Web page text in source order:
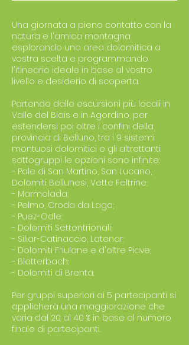
Una giornata a pieno contatto con la
natura e l'amica montagna
esplorando una area dolomitica a
vostra scelta e programmando
l'itineario ideale in base al vostro
livello e desiderio di scoperta.
Partendo dalle escursioni più locali in
Valle del Biois e in Agordino, per
estendersi poi oltre i confini della
provincia di Belluno, tra i 9 sistemi
montuosi dolomitici e gli altrettanti
sottogruppi le opzioni sono infinite:
- Pale di San Martino, San Lucano,
Dolomiti Bellunesi, Vette Feltrine;
- Marmolada;
- Pelmo, Croda da Lago;
- Puez-Odle;
- Dolomiti Settentrionali;
- Siliar-Catinaccio, Latenar;
- Dolomiti Friulane e d'oltre Piave;
- Bletterbach;
- Dolomiti di Brenta.
Per gruppi superiori ai 5 partecipanti si
applicherà una maggiorazione che
varia dal 20 al 40 % in base al numero
finale di partecipanti.